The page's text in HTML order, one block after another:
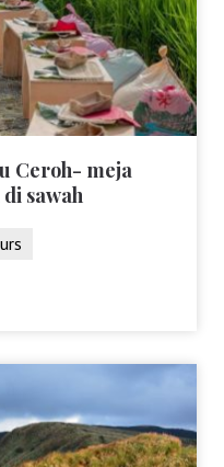
Ceroh- meja
sawah